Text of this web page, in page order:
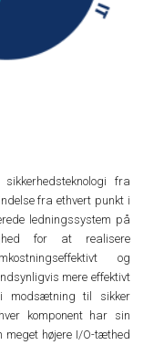
fra
fra ethvert punkt i
ledningssystem på
for at realisere
og
mere effektivt
modsætning til sikker
komponent har sin
meget højere I/O-tæthed